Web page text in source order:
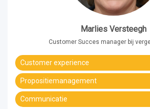
Marlies Versteegh
Customer Succes manager bij
Customer experience
Propositiemanagement
Communicatie